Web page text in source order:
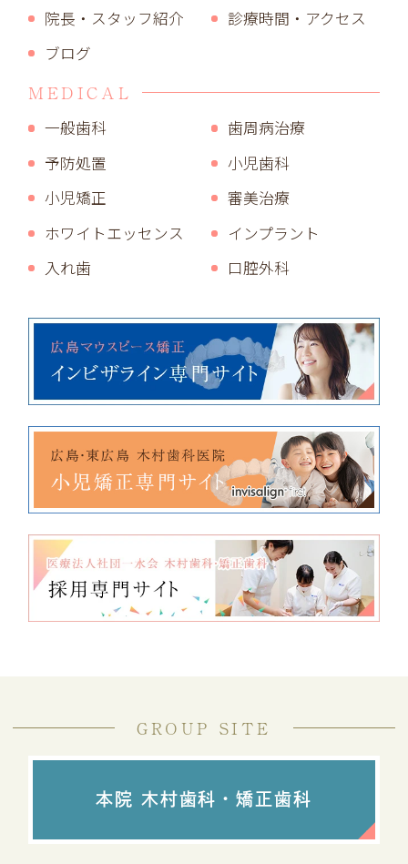
院長・スタッフ紹介
診療時間・アクセス
ブログ
MEDICAL
一般歯科
審美治療
歯周病治療
ホワイトエッセンス
予防処置
インプラント
小児歯科
入れ歯
小児矯正
口腔外科
GROUP SITE
本院 木村歯科・矯正歯科